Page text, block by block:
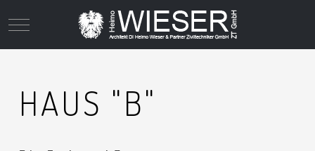
Mobile Menu Toggle
HAUS "B"